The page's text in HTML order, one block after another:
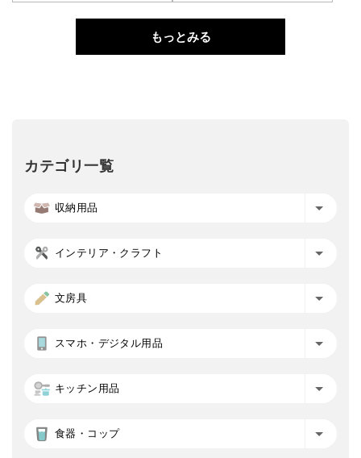
もっとみる
カテゴリ一覧
収納用品
インテリア・クラフト
文房具
スマホ・デジタル用品
キッチン用品
食器・コップ